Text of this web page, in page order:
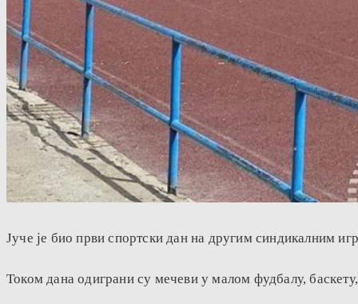
Јуче је био први спортски дан на другим синдикалним
Током дана одиграни су мечеви у малом фудбалу,